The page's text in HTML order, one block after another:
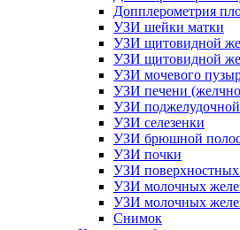
Допплерометрия
УЗИ шейки матки
УЗИ щитовидной
УЗИ щитовидной
УЗИ мочевого
УЗИ печени
УЗИ
УЗИ селезенки
УЗИ брюшной
УЗИ почки
УЗИ поверхностных
УЗИ молочных
УЗИ молочных
Снимок